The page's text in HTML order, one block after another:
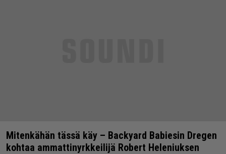
Mitenkähän tässä käy – Backyard Babiesin Dregen
kohtaa ammattinyrkkeilijä Robert Heleniuksen